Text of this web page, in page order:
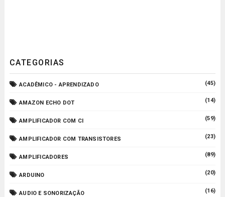
CATEGORIAS
ACADÊMICO - APRENDIZADO (45)
AMAZON ECHO DOT (14)
AMPLIFICADOR COM CI (59)
AMPLIFICADOR COM TRANSISTORES (23)
AMPLIFICADORES (89)
ARDUINO (20)
AUDIO E SONORIZAÇÃO (16)